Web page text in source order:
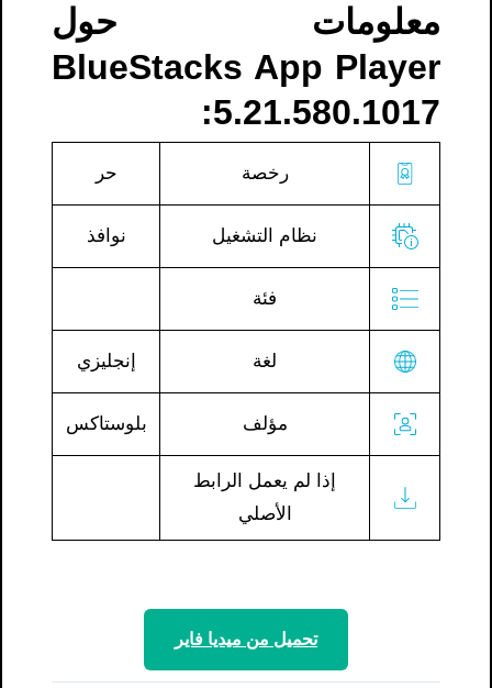
معلومات حول
BlueStacks App Player
5.21.580.1017:
رخصة حر
نظام التشغيل نوافذ
فئة
لغة
إنجليزي
مؤلف بلوستاكس
إذا لم يعمل الرابط
الأصلي
بديل
تحميل من ميديا ​​فاير